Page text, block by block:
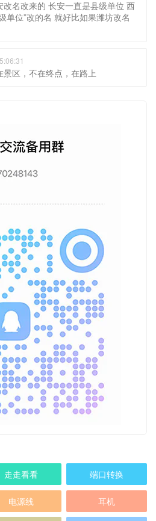
改名改来的 长安一直是县级单位 西
单位”改的名 就好比如果潍坊改名
区，不在终点，在路上
走走看看 端口转换
电源线 耳机